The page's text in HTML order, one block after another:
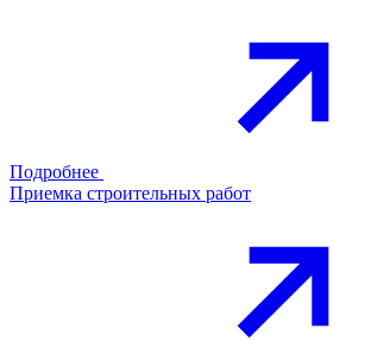
Подробнее
Приемка строительных работ